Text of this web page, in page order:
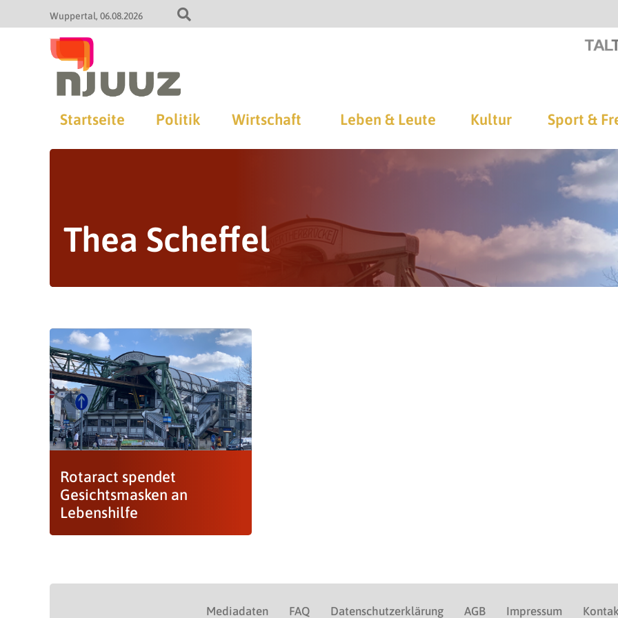
Wuppertal 06.08.2026
Startseite Politik Wirtschaft Leben & Leute Kultur Sport &
Thea Scheffel
Rotaract spendet
Gesichtsmasken an
Lebenshilfe
Mediadaten FAQ Datenschutzerklärung AGB Impressum